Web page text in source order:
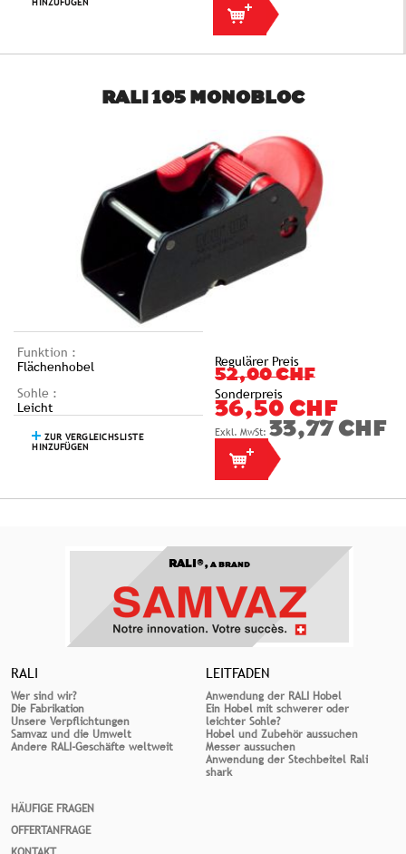
RALI 105 MONOBLOC
Funktion :
Flächenhobel
Sohle :
Leicht
ZUR VERGLEICHSLISTE
HINZUFÜGEN
Regulärer Preis
52,00 CHF
Sonderpreis
36,50 CHF
33,77 CHF
RALI®, A BRAND
RALI
Wer sind wir?
Die Fabrikation
Unsere Verpflichtungen
Samvaz und die Umwelt
Andere RALI-Geschäfte weltweit
LEITFADEN
Anwendung der RALI Hobel
Ein Hobel mit schwerer oder
leichter Sohle?
Hobel und Zubehör aussuchen
Messer aussuchen
Anwendung der Stechbeitel Rali
shark
HÄUFIGE FRAGEN
OFFERTANFRAGE